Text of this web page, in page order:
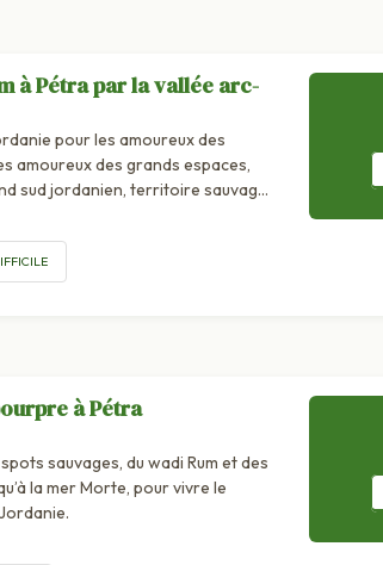
à Pétra par la vallée arc-
pour les amoureux des
amoureux des grands espaces,
sud jordanien, territoire sauvage
à Pétra
sauvages, du wadi Rum et des
la mer Morte, pour vivre le